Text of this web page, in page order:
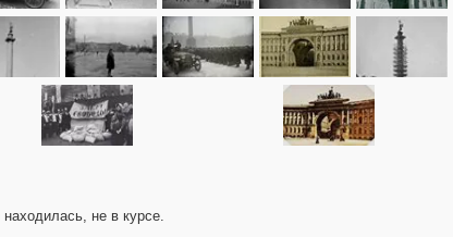
не в курсе.